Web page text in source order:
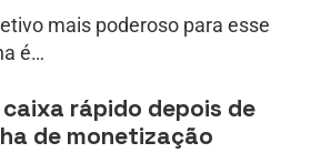
mais poderoso para esse
é…
caixa rápido depois de
de monetização